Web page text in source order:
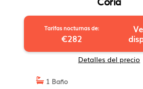
Tarifas nocturnas de:
€282
Detalles del precio
1 Baño